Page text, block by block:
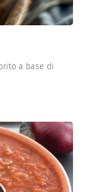
a base di